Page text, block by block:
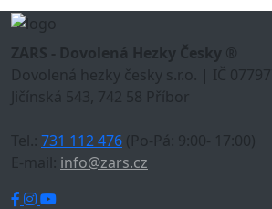
ZARS - Dovolená Hezky Česky ®
Dovolená hezky česky s.r.o. | IČ
Jičínská 543, 742 58 Příbor
Tel.: 731 112 476 (Po-Pá: 9:00- 17:00)
E-mail: info@zars.cz